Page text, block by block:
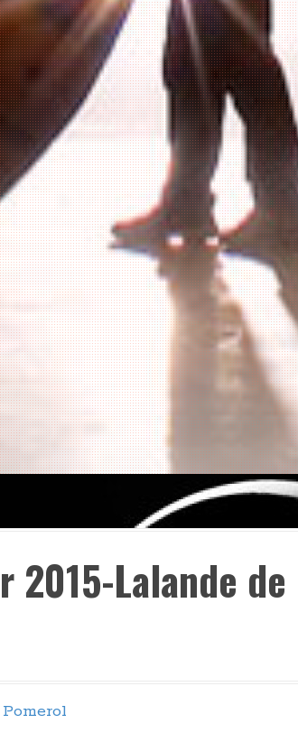
2015-Lalande de